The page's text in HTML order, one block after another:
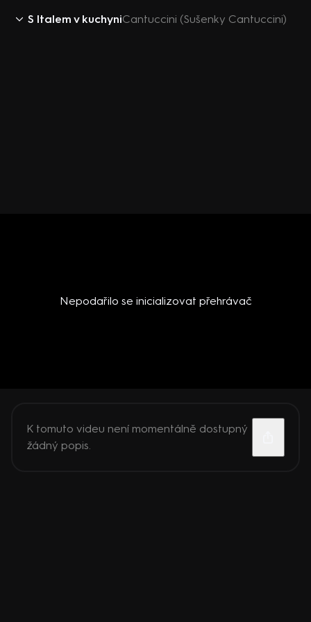
S Italem v kuchyniCantuccini (Sušenky Cantuccini)
Nepodařilo se inicializovat přehrávač
K tomuto videu není momentálně dostupný
žádný popis.